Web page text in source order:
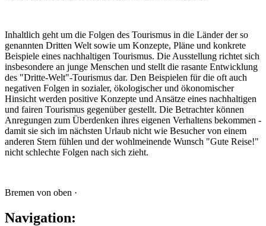
Inhaltlich geht um die Folgen des Tourismus in die Länder der so
genannten Dritten Welt sowie um Konzepte, Pläne und konkrete
Beispiele eines nachhaltigen Tourismus. Die Ausstellung richtet sich
insbesondere an junge Menschen und stellt die rasante Entwicklung
des "Dritte-Welt"-Tourismus dar. Den Beispielen für die oft auch
negativen Folgen in sozialer, ökologischer und ökonomischer
Hinsicht werden positive Konzepte und Ansätze eines nachhaltigen
und fairen Tourismus gegenüber gestellt. Die Betrachter können
Anregungen zum Überdenken ihres eigenen Verhaltens bekommen -
damit sie sich im nächsten Urlaub nicht wie Besucher von einem
anderen Stern fühlen und der wohlmeinende Wunsch "Gute Reise!"
nicht schlechte Folgen nach sich zieht.
Bremen von oben ·
Navigation: